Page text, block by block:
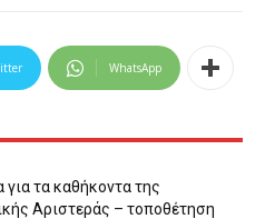
WhatsApp
για τα καθήκοντα της
Αριστεράς – τοποθέτηση